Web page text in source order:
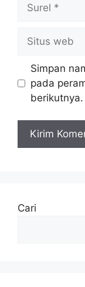
web
Simpan
pada
berikutnya.
Cari